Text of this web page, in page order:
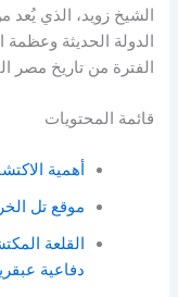
الشيخ زويد، الذي يُعد
الدولة الحديثة
الفترة من تاريخ مصر
قائمة المحتويات
أهمية
موقع تل
القلعة
دفاعية